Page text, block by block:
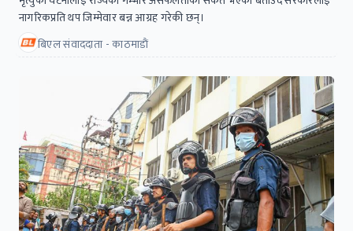
नागरिकप्रति थप जिम्मेवार बन्न आग्रह गरेकी छन्।
बिएल संवाददाता - काठमाडाैं